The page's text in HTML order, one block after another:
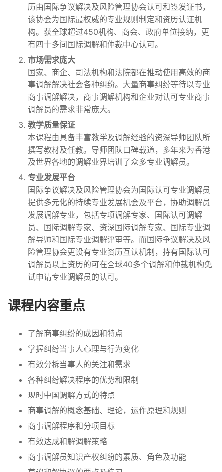
历由国际争议解决及风险管理协会认可和签发证书，
该协会为国际最权威的专业规则制定和资历认证机
构。获全球超过450机构、商会、政府单位接纳，更
有四十多间国际调解和仲裁中心认可。
市场需求庞大
国家、商企、司法机构和法院都在推动使用高效的商
事调解解决社会各种纠纷。大量商事纠纷等待以专业
商事调解解决，商事调解机构和企业对认可专业商事
调解员的需求非常庞大。
教学质量保证
本课程由具备丰富教学及调解经验的资深导师团队所
撰写教材及任教。导师团队口碑载道，多年来为香港
及世界各地的调解业界培训了众多专业调解员。
专业发展平台
国际争议解决及风险管理协会为国际认可专业调解员
提供多元化的持续专业发展机会及平台，协助调解员
发展调解专业，包括专项调解专家、国际认可调解
员、国际调解专家、资深国际调解专家、国际专业调
解导师和国际专业调解评审等。而国际争议解决及风
险管理协会更设有专业资历互认机制，持有国际认可
调解员以上资历的可在全球40多个调解和仲裁机构免
试申请专业调解员的认可。
课程内容重点
了解商事纠纷的成因和特点
掌握纠纷当事人心理与行为变化
有效分柝当事人的关注和需求
各种纠纷解决程序的优势和限制
现时中国调解方式的特点
商事调解的概念基础、理论，运作原理和规则
商事调解程序和分项目标
有效达成和解调解策略
商事调解员知识产权纠纷的素质、角色及功能